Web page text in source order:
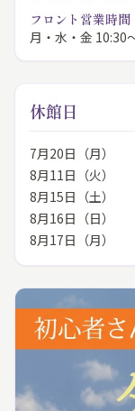
フロント営業時間
月・水・金 10:30
休館日
7月20日（月）
8月11日（火）
8月15日（土）
8月16日（日）
8月17日（月）